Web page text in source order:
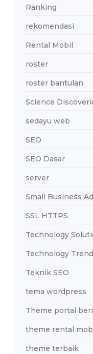
Ranking
rekomendasi
Rental Mobil
roster
roster bantulan
Science
sedayu web
SEO
SEO Dasar
server
Small Business
SSL HTTPS
Technology
Technology
Teknik SEO
tema wordpress
Theme portal
theme rental
theme terbaik